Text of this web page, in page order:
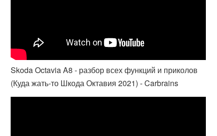
Skoda Octavia A8 - разбор всех функций и приколов
(Куда жать-то Шкода Октавия 2021) - Carbrains